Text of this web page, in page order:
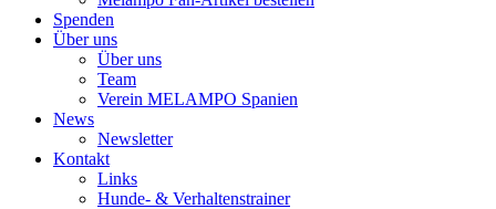
Spenden
Über uns
Über uns
Team
Verein MELAMPO Spanien
News
Newsletter
Kontakt
Links
Hunde- & Verhaltenstrainer